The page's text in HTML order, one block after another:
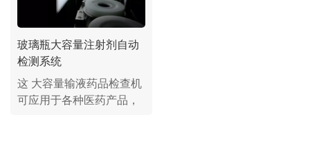
玻璃瓶大容量注射剂自动
检测系统
这 大容量输液药品检查机
可应用于各种医药产品，